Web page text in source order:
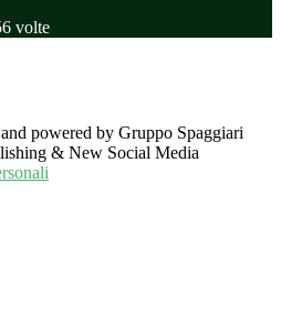
volte
powered by Gruppo Spaggiari
& New Social Media